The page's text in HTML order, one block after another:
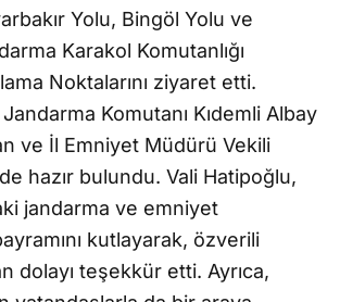
Yolu, Bingöl Yolu ve
Karakol Komutanlığı
Noktalarını ziyaret etti.
Komutanı Kıdemli Albay
ve İl Emniyet Müdürü Vekili
hazır bulundu. Vali Hatipoğlu,
jandarma ve emniyet
kutlayarak, özverili
dolayı teşekkür etti. Ayrıca,